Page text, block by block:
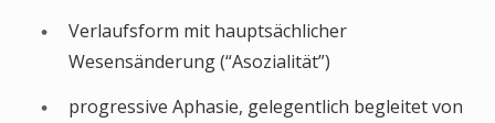
Verlaufsform mit hauptsächlicher
Wesensänderung (“Asozialität”)
progressive Aphasie, gelegentlich begleitet von